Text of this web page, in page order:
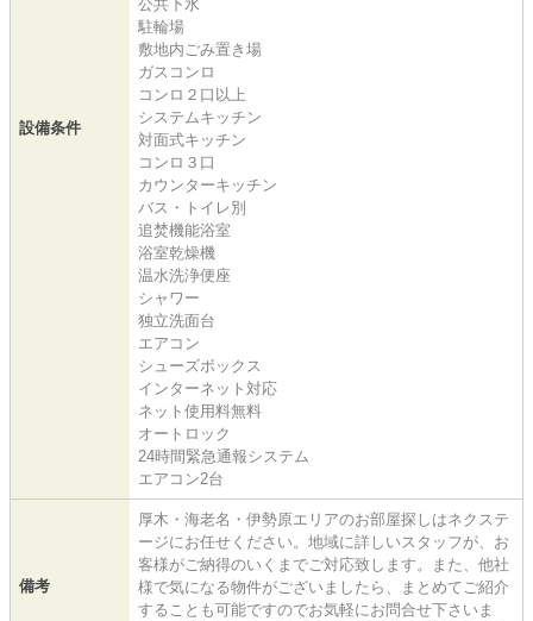
設備条件
公共下水
駐輪場
敷地内ごみ置き場
ガスコンロ
コンロ２口以上
システムキッチン
対面式キッチン
コンロ３口
カウンターキッチン
バス・トイレ別
追焚機能浴室
浴室乾燥機
温水洗浄便座
シャワー
独立洗面台
エアコン
シューズボックス
インターネット対応
ネット使用料無料
オートロック
24時間緊急通報システム
エアコン2台
備考
厚木・海老名・伊勢原エリアのお部屋探しはネクステ
ージにお任せください。地域に詳しいスタッフが、お
客様がご納得のいくまでご対応致します。また、他社
様で気になる物件がございましたら、まとめてご紹介
することも可能ですのでお気軽にお問合せ下さいま